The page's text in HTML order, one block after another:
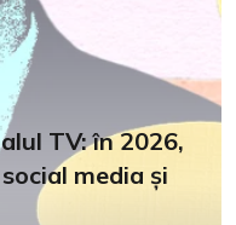
TV: în 2026,
media și